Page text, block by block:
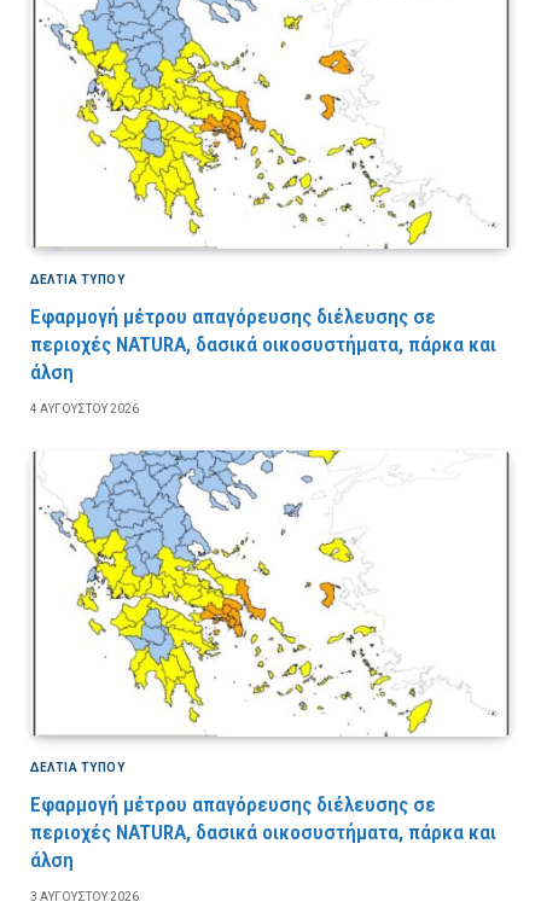
ΔΕΛΤΙΑ ΤΥΠΟΥ
Εφαρμογή μέτρου απαγόρευσης διέλευσης σε
περιοχές NATURA, δασικά οικοσυστήματα, πάρκα και
άλση
4 ΑΥΓΟΎΣΤΟΥ 2026
ΔΕΛΤΙΑ ΤΥΠΟΥ
Εφαρμογή μέτρου απαγόρευσης διέλευσης σε
περιοχές NATURA, δασικά οικοσυστήματα, πάρκα και
άλση
3 ΑΥΓΟΎΣΤΟΥ 2026